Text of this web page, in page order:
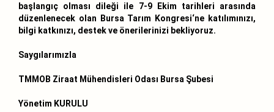
başlangıç olması dileği ile 7-9 Ekim tarihleri arasında
düzenlenecek olan Bursa Tarım Kongresi‘ne katılımınızı,
bilgi katkınızı, destek ve önerilerinizi bekliyoruz.
Saygılarımızla
TMMOB Ziraat Mühendisleri Odası Bursa Şubesi
Yönetim KURULU